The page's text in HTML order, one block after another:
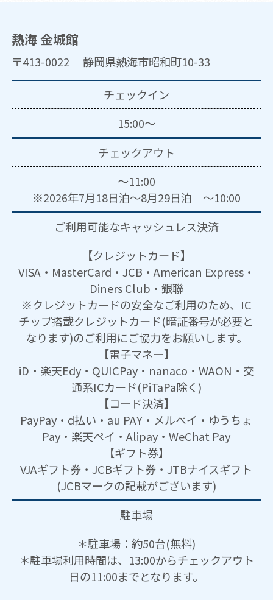
熱海 金城館
〒413-0022 静岡県熱海市昭和町10-33
チェックイン
15:00～
チェックアウト
～11:00
※2026年7月18日泊～8月29日泊 ～10:00
ご利用可能なキャッシュレス決済
【クレジットカード】
VISA・MasterCard・JCB・American Express・
Diners Club・銀聯
※クレジットカードの安全なご利用のため、IC
チップ搭載クレジットカード(暗証番号が必要と
なります)のご利用にご協力をお願いします。
【電子マネー】
iD・楽天Edy・QUICPay・nanaco・WAON・交
通系ICカード(PiTaPa除く)
【コード決済】
PayPay・d払い・au PAY・メルペイ・ゆうちょ
Pay・楽天ペイ・Alipay・WeChat Pay
【ギフト券】
VJAギフト券・JCBギフト券・JTBナイスギフト
(JCBマークの記載がございます)
駐車場
＊駐車場：約50台(無料)
＊駐車場利用時間は、13:00からチェックアウト
日の11:00までとなります。